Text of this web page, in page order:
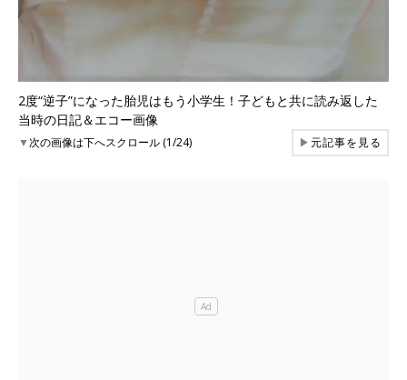
2度“逆子”になった胎児はもう小学生！子どもと共に読み返した
当時の日記＆エコー画像
▼次の画像は下へスクロール (1/24) ▶元記事を見る